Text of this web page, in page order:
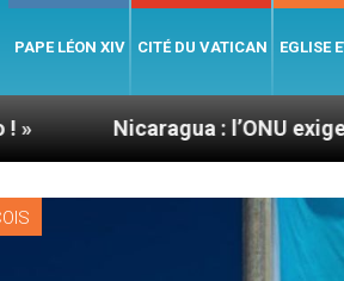
PAPE LÉON XIV CITÉ DU VATICAN EGLISE
: l’ONU exige des